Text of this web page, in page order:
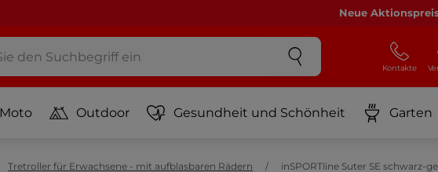
Neue
Kontakte
Moto Outdoor Gesundheit und Schönheit Garten
Tretroller für Erwachsene - mit aufblasbaren Rädern inSPORTline Suter SE schwarz-